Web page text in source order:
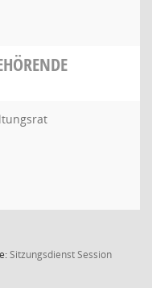
SitzungsdienstSession(Wird in